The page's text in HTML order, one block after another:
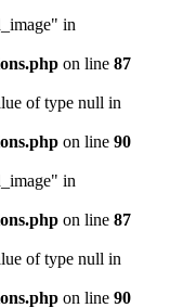
in
on line 87
of type null in
on line 90
in
on line 87
of type null in
on line 90